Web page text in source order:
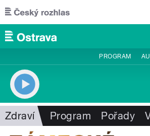
Přejít k hlavnímu obsahu
PROGRAM
Zdraví Program Pořady